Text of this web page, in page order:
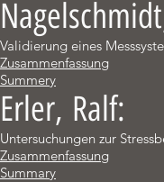
Validierung eines
Zusammenfassung
Summery
Erler, Ralf:
Untersuchungen zur
Zusammenfassung
Summary